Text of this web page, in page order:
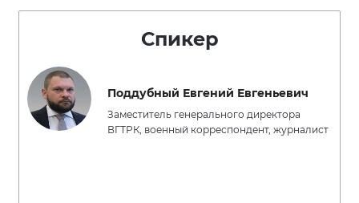
Спикер
Поддубный Евгений Евгеньевич
Заместитель генерального директора
ВГТРК, военный корреспондент, журналист